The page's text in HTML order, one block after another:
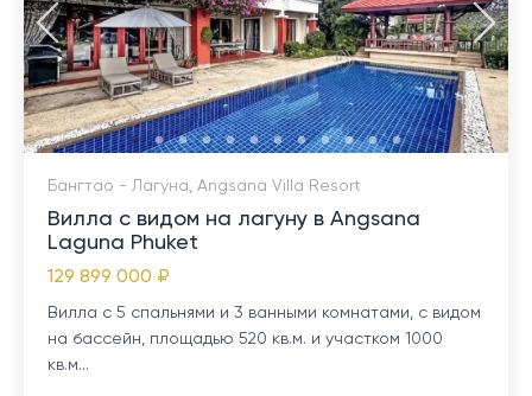
Бангтао - Лагуна, Angsana Villa Resort
Вилла с видом на лагуну в Angsana
Laguna Phuket
129 899 000 ₽
Вилла с 5 спальнями и 3 ванными комнатами, с видом
на бассейн, площадью 520 кв.м. и участком 1000
кв.м...